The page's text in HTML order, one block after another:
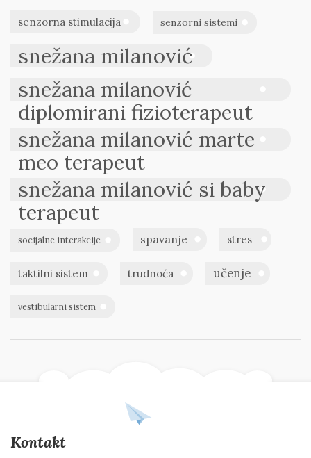
senzorna stimulacija senzorni sistemi
snežana milanović
snežana milanović
diplomirani fizioterapeut
snežana milanović marte
meo terapeut
snežana milanović si baby
terapeut
socijalne interakcije spavanje stres
taktilni sistem trudnoća učenje
vestibularni sistem
Kontakt